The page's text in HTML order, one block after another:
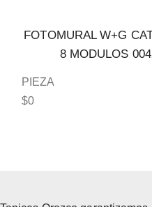
FOTOMURAL W+G
8 MODULOS
PIEZA
$0